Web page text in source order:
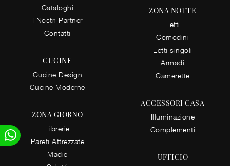
Cataloghi
I Nostri Partner
Contatti
CUCINE
Cucine Design
Cucine Moderne
ZONA GIORNO
Librerie
Pareti Attrezzate
Madie
ZONA NOTTE
Letti
Comodini
Letti singoli
Armadi
Camerette
ACCESSORI CASA
Illuminazione
Complementi
UFFICIO